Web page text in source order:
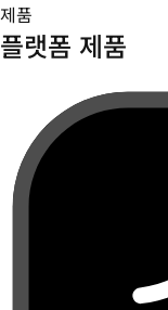
제품
플랫폼 제품